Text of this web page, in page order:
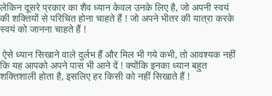
लेकिन दूसरे प्रकार का शैव ध्यान केवल उनके लिए है, जो अपनी स्वयं
की शक्तियों से परिचित होना चाहते हैं ! जो अपने भीतर की यात्रा करके
स्वयं को जानना चाहते हैं !
ऐसे ध्यान सिखाने वाले दुर्लभ हैं और मिल भी गये कभी, तो आवश्यक नहीं
कि यह आपको अपने पास भी आने दें ! क्योंकि इनका ध्यान बहुत
शक्तिशाली होता है, इसलिए हर किसी को नहीं सिखाते हैं !